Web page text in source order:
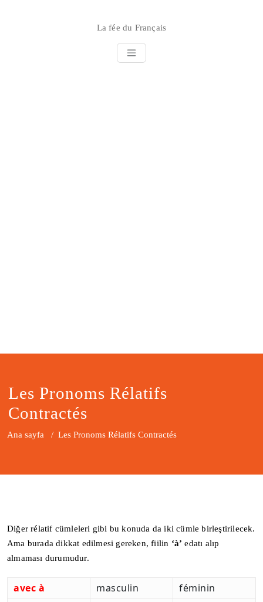
La fée du Français
Les Pronoms Rélatifs
Contractés
Ana sayfa / Les Pronoms Rélatifs Contractés
Diğer rélatif cümleleri gibi bu konuda da iki cümle birleştirilecek.
Ama burada dikkat edilmesi gereken, fiilin ‘à’ edatı alıp
almaması durumudur.
avec à masculin
féminin